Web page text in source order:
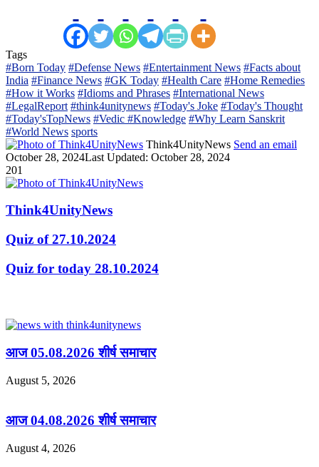
Tags
#Born Today #Defense News #Entertainment News #Facts about
India #Finance News #GK Today #Health Care #Home Remedies
#How it Works #Idioms and Phrases #International News
#LegalReport #think4unitynews #Today's Joke #Today's Thought
#Today'sTopNews #Vedic #Knowledge #Why Learn Sanskrit
#World News sports
Think4UnityNews Send an email
October 28, 2024Last Updated: October 28, 2024
201
Think4UnityNews
Quiz of 27.10.2024
Quiz for today 28.10.2024
आज 05.08.2026 शीर्ष समाचार
August 5, 2026
आज 04.08.2026 शीर्ष समाचार
August 4, 2026